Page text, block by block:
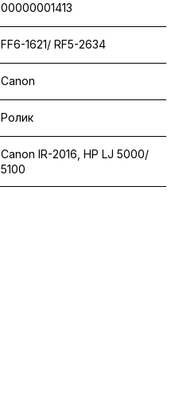
00000001413
FF6-1621/ RF5-2634
Canon
Ролик
Canon IR-2016, HP LJ 5000/
5100